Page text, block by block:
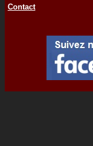
Contact